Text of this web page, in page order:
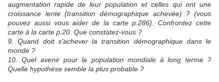
augmentation rapide de leur population et celles qui ont une
croissance lente (transition démographique achevée) ? (vous
pouvez aussi vous aider de la carte p.286). Confrontez cette
carte à la carte p.20. Que constatez-vous ?
9. Quand doit s’achever la transition démographique dans le
monde ?
10. Quel avenir pour la population mondiale à long terme ?
Quelle hypothèse semble la plus probable ?